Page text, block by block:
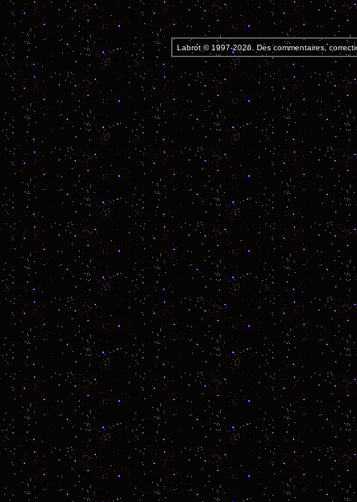
Labrot © 1997-2026. Des commentaires,